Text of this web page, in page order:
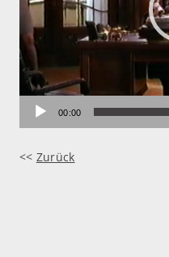
00:00
<< Zurück